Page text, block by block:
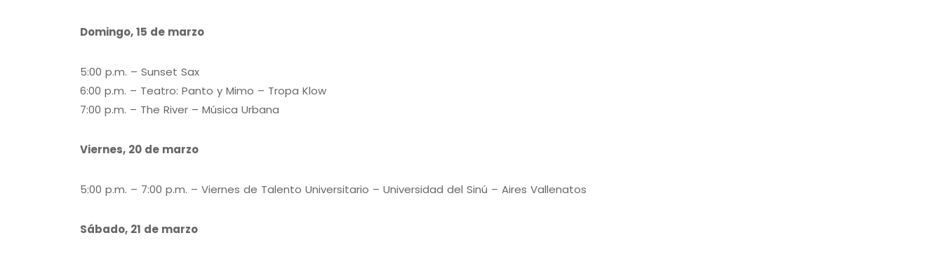
Domingo, 15 de marzo
5:00 p.m. – Sunset Sax
6:00 p.m. – Teatro: Panto y Mimo – Tropa Klow
7:00 p.m. – The River – Música Urbana
Viernes, 20 de marzo
5:00 p.m. – 7:00 p.m. – Viernes de Talento Universitario – Universidad del Sinú – Aires Vallenatos
Sábado, 21 de marzo